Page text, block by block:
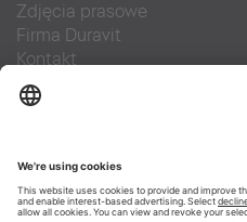
Zdjęcia prasowe
Firma Duravit
Kontakt
Najczęściej zadawane pytania
Facebook
Pinterest